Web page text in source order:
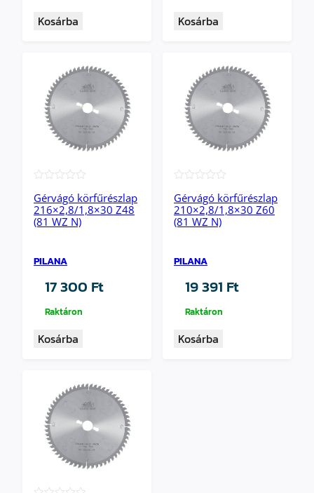
Kosárba Kosárba
Gérvágó körfűrészlap
216×2,8/1,8×30 Z48
(81 WZ N)
PILANA
17 300 Ft
Raktáron
Kosárba
Gérvágó körfűrészlap
210×2,8/1,8×30 Z60
(81 WZ N)
PILANA
19 391 Ft
Raktáron
Kosárba